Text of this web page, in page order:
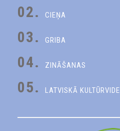
02. CIEŅA
03. GRIBA
04. ZINĀŠANAS
05. LATVISKĀ KULTŪRVIDE